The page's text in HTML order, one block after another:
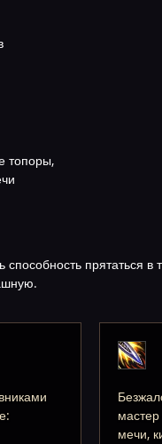
топоры,
прятаться
мечи,